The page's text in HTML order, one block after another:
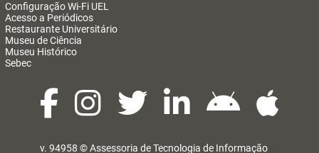
Configuração Wi-Fi UEL
Acesso a Periódicos
Restaurante Universitário
Museu de Ciência
Museu Histórico
Sebec
v. 94958 ©Assessoria de Tecnologia de Informação